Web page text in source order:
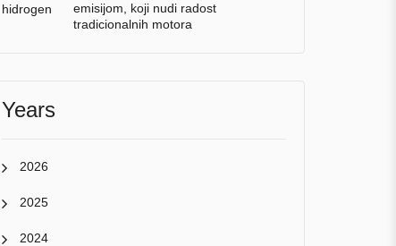
emisijom, koji nudi radost
tradicionalnih motora
Years
2026
2025
2024